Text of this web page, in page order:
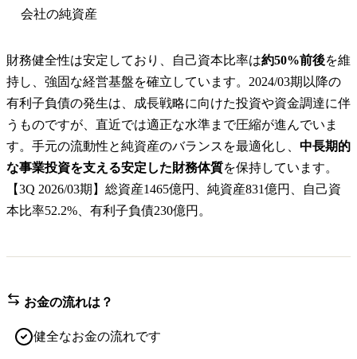
会社の純資産
財務健全性は安定しており、自己資本比率は約50%前後を維
持し、強固な経営基盤を確立しています。2024/03期以降の
有利子負債の発生は、成長戦略に向けた投資や資金調達に伴
うものですが、直近では適正な水準まで圧縮が進んでいま
す。手元の流動性と純資産のバランスを最適化し、 中長期的
な事業投資を支える安定した財務体質を保持しています。
【3Q 2026/03期】総資産1465億円、純資産831億円、自己資
本比率52.2%、有利子負債230億円。
お金の流れは？
健全なお金の流れです